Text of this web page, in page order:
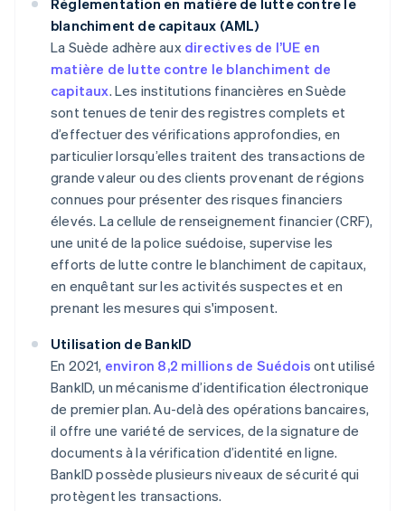
Réglementation en matière de lutte contre le
blanchiment de capitaux (AML)
La Suède adhère aux directives de l’UE en
matière de lutte contre le blanchiment de
capitaux. Les institutions financières en Suède
sont tenues de tenir des registres complets et
d’effectuer des vérifications approfondies, en
particulier lorsqu’elles traitent des transactions de
grande valeur ou des clients provenant de régions
connues pour présenter des risques financiers
élevés. La cellule de renseignement financier (CRF),
une unité de la police suédoise, supervise les
efforts de lutte contre le blanchiment de capitaux,
en enquêtant sur les activités suspectes et en
prenant les mesures qui s'imposent.
Utilisation de BankID
En 2021, environ 8,2 millions de Suédois ont utilisé
BankID, un mécanisme d’identification électronique
de premier plan. Au-delà des opérations bancaires,
il offre une variété de services, de la signature de
documents à la vérification d’identité en ligne.
BankID possède plusieurs niveaux de sécurité qui
protègent les transactions.